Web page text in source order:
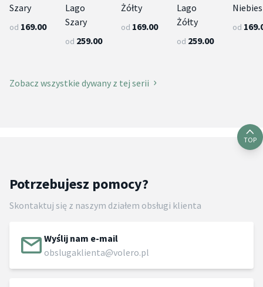
Szary
od 169.00
Lago
Szary
od 259.00
Żółty
od 169.00
Lago
Żółty
od 259.00
od
Zobacz wszystkie dywany z tej serii
TOP
Potrzebujesz pomocy?
Skontaktuj się z naszym działem obsługi klienta
Wyślij nam e-mail
obslugaklienta@volero.pl